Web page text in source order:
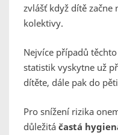
zvlášť když dítě začne
kolektivy.
Nejvíce případů
statistik vyskytne už
dítěte, dále pak do
Pro snížení rizika
důležitá častá